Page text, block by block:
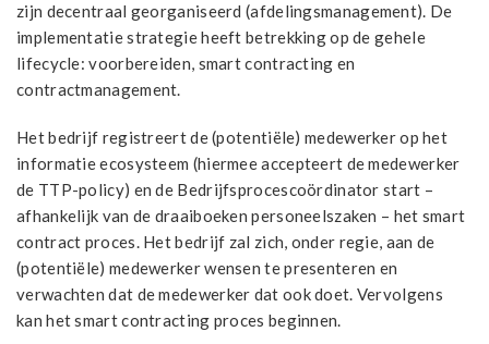
zijn decentraal georganiseerd (afdelingsmanagement). De
implementatie strategie heeft betrekking op de gehele
lifecycle: voorbereiden, smart contracting en
contractmanagement.
Het bedrijf registreert de (potentiële) medewerker op het
informatie ecosysteem (hiermee accepteert de medewerker
de TTP-policy) en de Bedrijfsprocescoördinator start –
afhankelijk van de draaiboeken personeelszaken – het smart
contract proces. Het bedrijf zal zich, onder regie, aan de
(potentiële) medewerker wensen te presenteren en
verwachten dat de medewerker dat ook doet. Vervolgens
kan het smart contracting proces beginnen.